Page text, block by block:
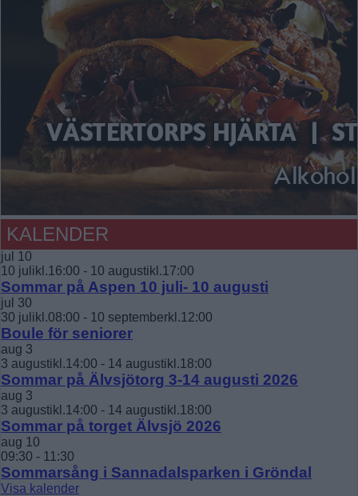
KALENDER
jul 10
10 julikl.16:00 - 10 augustikl.17:00
Sommar på Aspen 10 juli- 10 augusti
jul 30
30 julikl.08:00 - 10 septemberkl.12:00
Boule för seniorer
aug 3
3 augustikl.14:00 - 14 augustikl.18:00
Sommar på Älvsjötorg 3-14 augusti 2026
aug 3
3 augustikl.14:00 - 14 augustikl.18:00
Sommar på torget Älvsjö 2026
aug 10
09:30 - 11:30
Sommarsång i Sannadalsparken i Gröndal
Visa kalender